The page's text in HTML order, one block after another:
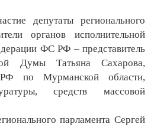
депутаты регионального
органов исполнительной
ФС РФ – представитель
Думы Татьяна Сахарова,
по Мурманской области,
средств массовой
парламента Сергей